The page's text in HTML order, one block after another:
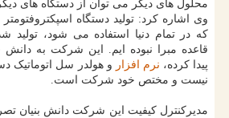
محلول های دیگر می توان از دستگاه های
وی اشاره کرد: تولید دستگاه
که در تمام دنیا استفاده می شود، تولید
قاعده مبرا نبوده ایم. این شرکت به
پیدا کرده، نرم افزار و هولدر سل اتوماتیک
نیست و مختص خود شرکت است.
مدیرکنترل کیفیت این شرکت دانش بنیان